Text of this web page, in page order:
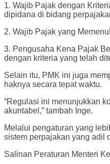
1. Wajib Pajak dengan
dipidana di bidang
2. Wajib Pajak yang
3. Pengusaha Kena Pajak
dengan kriteria yang telah
Selain itu, PMK ini juga
haknya secara tepat waktu.
“Regulasi ini menunjukkan
akuntabel,” tambah Inge.
Melalui pengaturan yang
sistem perpajakan yang adil
Salinan Peraturan Menteri